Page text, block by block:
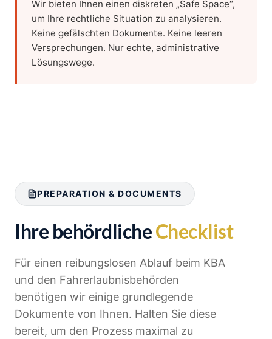
Wir bieten Ihnen einen diskreten „Safe Space“,
um Ihre rechtliche Situation zu analysieren.
Keine gefälschten Dokumente. Keine leeren
Versprechungen. Nur echte, administrative
Lösungswege.
PREPARATION & DOCUMENTS
Ihre behördlicheChecklist
Für einen reibungslosen Ablauf beim KBA
und den Fahrerlaubnisbehörden
benötigen wir einige grundlegende
Dokumente von Ihnen. Halten Sie diese
bereit, um den Prozess maximal zu